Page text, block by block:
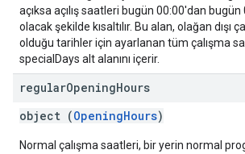
açıksa açılış saatleri bugün 00:00'dan
olacak şekilde kısaltılır. Bu alan, olağan dışı
olduğu tarihler için ayarlanan tüm çalışma
specialDays alt alanını içerir.
regularOpeningHours
object (OpeningHours)
Normal çalışma saatleri, bir yerin normal